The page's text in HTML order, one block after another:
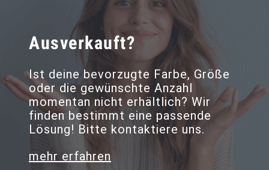
Ausverkauft?
Ist deine bevorzugte Farbe, Größe
oder die gewünschte Anzahl
momentan nicht erhältlich? Wir
finden bestimmt eine passende
Lösung! Bitte kontaktiere uns.
mehr erfahren